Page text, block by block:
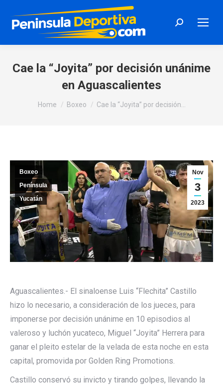
Search:
Cae la “Joyita” por decisión unánime
en Aguascalientes
You are here:
Home Boxeo Cae la “Joyita” por decisión…
Nov
3
2023
Boxeo
Península
Yucatán
Aguascalientes.- El sinaloense Luis “Flechita” Castillo
hizo lo necesario, a consideración de los jueces, para
imponerse por decisión unánime en 10 episodios al
valeroso y luchón yucateco, Miguel “Joyita” Herrera para
ganar el pleito estelar de la velada de esta noche en esta
capital, promovida por Golden Ring Promotions.
Castillo conservó su invicto y tirando golpes, llevando la